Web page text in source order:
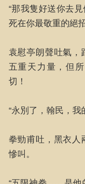
“那我隻好送你去
死在你最敬重的絕
袁慰亭朗聲吐氣，
五重天力量，但
切！
“永別了，翰民，我
拳勁甫吐，黑衣人
慘叫。